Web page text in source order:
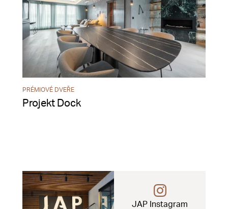
PRÉMIOVÉ DVEŘE
Projekt Dock
JAP Instagram